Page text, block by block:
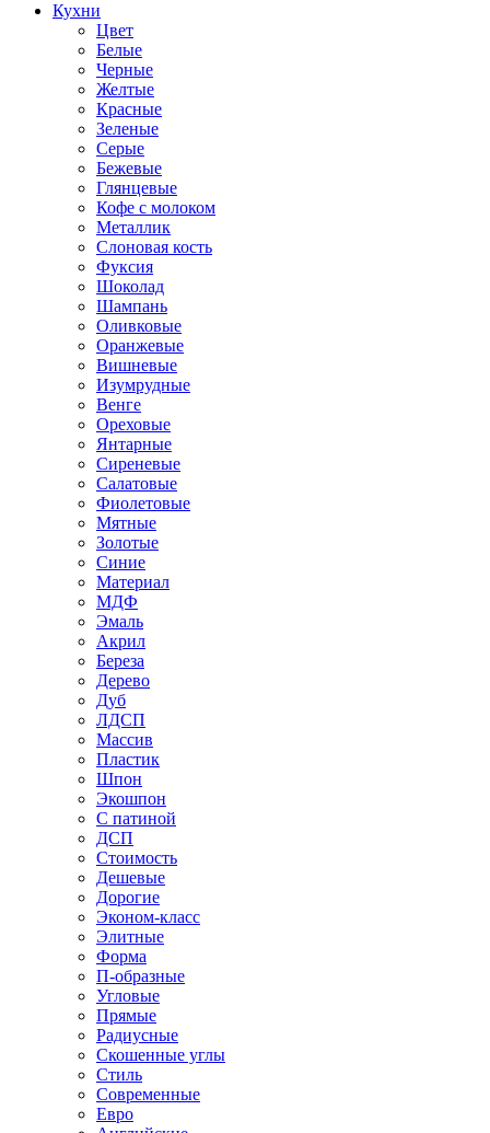
Кухни
Цвет
Белые
Черные
Желтые
Красные
Зеленые
Серые
Бежевые
Глянцевые
Кофе с молоком
Металлик
Слоновая кость
Фуксия
Шоколад
Шампань
Оливковые
Оранжевые
Вишневые
Изумрудные
Венге
Ореховые
Янтарные
Сиреневые
Салатовые
Фиолетовые
Мятные
Золотые
Синие
Материал
МДФ
Эмаль
Акрил
Береза
Дерево
Дуб
ЛДСП
Массив
Пластик
Шпон
Экошпон
С патиной
ДСП
Стоимость
Дешевые
Дорогие
Эконом-класс
Элитные
Форма
П-образные
Угловые
Прямые
Радиусные
Скошенные углы
Стиль
Современные
Евро